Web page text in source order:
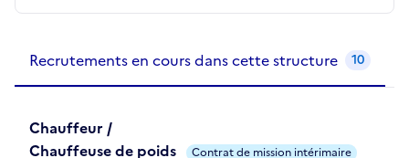
Recrutements en cours dans cette structure 10
Chauffeur /
Chauffeuse de poids
Contrat de mission intérimaire